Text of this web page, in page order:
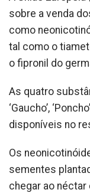
sobre a venda
como
tal como o
o fipronil do
As quatro
‘Gaucho’,
disponíveis no
Os
sementes
chegar ao néctar